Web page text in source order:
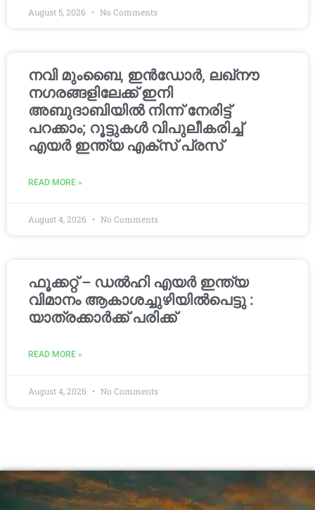
August 5, 2026 No Comments
നവി മുംബൈ, ഇൻഡോർ, ലഖ്നൗ
നഗരങ്ങളിലേക്ക് ഇനി
അബുദാബിയിൽ നിന്ന് നേരിട്ട്
പറക്കാം; റൂട്ടുകൾ വിപുലീകരിച്ച്
എയർ ഇന്ത്യ എക്സ് പ്രസ്
READ MORE »
August 4, 2026 No Comments
ഫൂക്കറ്റ് – ഡൽഹി എയര്‍ ഇന്ത്യ
വിമാനം ആകാശച്ചുഴിയില്‍പെട്ടു :
യാത്രക്കാര്‍ക്ക് പരിക്ക്
READ MORE »
August 4, 2026 No Comments